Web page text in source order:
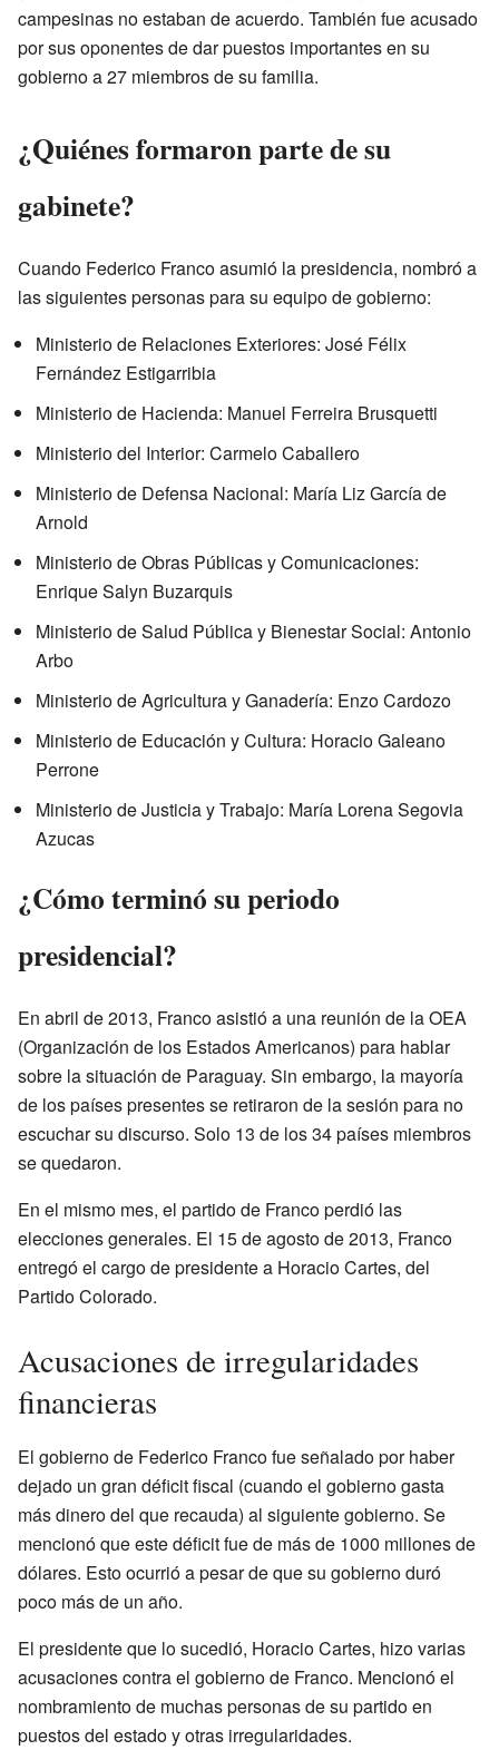
campesinas no estaban de acuerdo. También fue acusado
por sus oponentes de dar puestos importantes en su
gobierno a 27 miembros de su familia.
¿Quiénes formaron parte de su
gabinete?
Cuando Federico Franco asumió la presidencia, nombró a
las siguientes personas para su equipo de gobierno:
Ministerio de Relaciones Exteriores: José Félix
Fernández Estigarribia
Ministerio de Hacienda: Manuel Ferreira Brusquetti
Ministerio del Interior: Carmelo Caballero
Ministerio de Defensa Nacional: María Liz García de
Arnold
Ministerio de Obras Públicas y Comunicaciones:
Enrique Salyn Buzarquis
Ministerio de Salud Pública y Bienestar Social: Antonio
Arbo
Ministerio de Agricultura y Ganadería: Enzo Cardozo
Ministerio de Educación y Cultura: Horacio Galeano
Perrone
Ministerio de Justicia y Trabajo: María Lorena Segovia
Azucas
¿Cómo terminó su periodo
presidencial?
En abril de 2013, Franco asistió a una reunión de la OEA
(Organización de los Estados Americanos) para hablar
sobre la situación de Paraguay. Sin embargo, la mayoría
de los países presentes se retiraron de la sesión para no
escuchar su discurso. Solo 13 de los 34 países miembros
se quedaron.
En el mismo mes, el partido de Franco perdió las
elecciones generales. El 15 de agosto de 2013, Franco
entregó el cargo de presidente a Horacio Cartes, del
Partido Colorado.
Acusaciones de irregularidades
financieras
El gobierno de Federico Franco fue señalado por haber
dejado un gran déficit fiscal (cuando el gobierno gasta
más dinero del que recauda) al siguiente gobierno. Se
mencionó que este déficit fue de más de 1000 millones de
dólares. Esto ocurrió a pesar de que su gobierno duró
poco más de un año.
El presidente que lo sucedió, Horacio Cartes, hizo varias
acusaciones contra el gobierno de Franco. Mencionó el
nombramiento de muchas personas de su partido en
puestos del estado y otras irregularidades.